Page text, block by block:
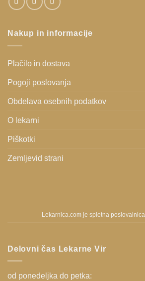
Nakup in informacije
Plačilo in dostava
Pogoji poslovanja
Obdelava osebnih podatkov
O lekarni
Piškotki
Zemljevid strani
Lekarnica.com je spletna poslovalnica
Delovni čas Lekarne Vir
od ponedeljka do petka: